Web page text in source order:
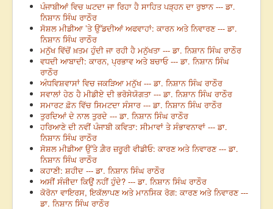
ਪੰਜਾਬੀਆਂ ਵਿਚ ਘਟਦਾ ਜਾ ਰਿਹਾ ਹੈ ਸਾਹਿਤ ਪੜ੍ਹਨ ਦਾ ਰੁਝਾਨ --- ਡਾ.
ਨਿਸ਼ਾਨ ਸਿੰਘ ਰਾਠੌਰ
ਸੋਸ਼ਲ ਮੀਡੀਆ ’ਤੇ ਉੱਡਦੀਆਂ ਅਫਵਾਹਾਂ: ਕਾਰਨ ਅਤੇ ਨਿਵਾਰਣ --- ਡਾ.
ਨਿਸ਼ਾਨ ਸਿੰਘ ਰਾਠੌਰ
ਮਨੁੱਖ ਵਿੱਚੋਂ ਖ਼ਤਮ ਹੁੰਦੀ ਜਾ ਰਹੀ ਹੈ ਮਨੁੱਖਤਾ --- ਡਾ. ਨਿਸ਼ਾਨ ਸਿੰਘ ਰਾਠੌਰ
ਵਧਦੀ ਆਬਾਦੀ: ਕਾਰਨ, ਪ੍ਰਭਾਵ ਅਤੇ ਬਚਾਓ --- ਡਾ. ਨਿਸ਼ਾਨ ਸਿੰਘ
ਰਾਠੌਰ
ਅੰਧਵਿਸ਼ਵਾਸਾਂ ਵਿਚ ਜਕੜਿਆ ਮਨੁੱਖ --- ਡਾ. ਨਿਸ਼ਾਨ ਸਿੰਘ ਰਾਠੌਰ
ਸਵਾਲਾਂ ਹੇਠ ਹੈ ਮੀਡੀਏ ਦੀ ਭਰੋਸੇਯੋਗਤਾ --- ਡਾ. ਨਿਸ਼ਾਨ ਸਿੰਘ ਰਾਠੌਰ
ਸਮਾਰਟ ਫ਼ੋਨ ਵਿੱਚ ਸਿਮਟਦਾ ਸੰਸਾਰ --- ਡਾ. ਨਿਸ਼ਾਨ ਸਿੰਘ ਰਾਠੌਰ
ਤੁਰਦਿਆਂ ਦੇ ਨਾਲ ਤੁਰਦੇ --- ਡਾ. ਨਿਸ਼ਾਨ ਸਿੰਘ ਰਾਠੌਰ
ਹਰਿਆਣੇ ਦੀ ਨਵੀਂ ਪੰਜਾਬੀ ਕਵਿਤਾ: ਸੀਮਾਵਾਂ ਤੇ ਸੰਭਾਵਨਾਵਾਂ --- ਡਾ.
ਨਿਸ਼ਾਨ ਸਿੰਘ ਰਾਠੌਰ
ਸੋਸ਼ਲ ਮੀਡੀਆ ਉੱਤੇ ਗ਼ੈਰ ਜ਼ਰੂਰੀ ਵੀਡੀਓ: ਕਾਰਣ ਅਤੇ ਨਿਵਾਰਣ --- ਡਾ.
ਨਿਸ਼ਾਨ ਸਿੰਘ ਰਾਠੌਰ
ਕਹਾਣੀ: ਸ਼ਹੀਦ --- ਡਾ. ਨਿਸ਼ਾਨ ਸਿੰਘ ਰਾਠੌਰ
ਅਸੀਂ ਸੰਜੀਦਾ ਕਿਉਂ ਨਹੀਂ ਹੁੰਦੇ? --- ਡਾ. ਨਿਸ਼ਾਨ ਸਿੰਘ ਰਾਠੌਰ
ਕੋਰੋਨਾ ਵਾਇਰਸ, ਇਕੱਲਾਪਣ ਅਤੇ ਮਾਨਸਿਕ ਰੋਗ: ਕਾਰਣ ਅਤੇ ਨਿਵਾਰਣ ---
ਡਾ. ਨਿਸ਼ਾਨ ਸਿੰਘ ਰਾਠੌਰ